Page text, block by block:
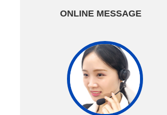
ONLINE MESSAGE